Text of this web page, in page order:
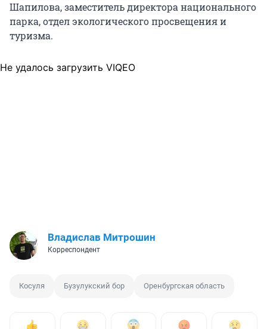
Шапилова, заместитель директора национального
парка, отдел экологического просвещения и
туризма.
Не удалось загрузить VIQEO
Владислав Митрошин
Корреспондент
Косуля Бузулукский бор Оренбургская область